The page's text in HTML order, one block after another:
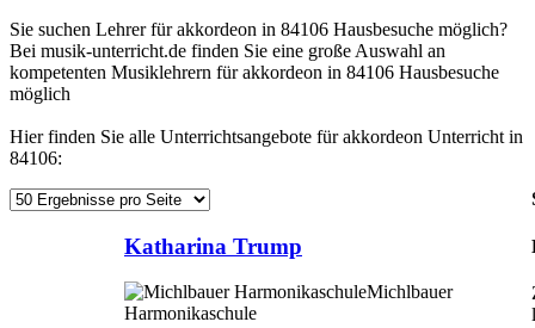
Sie suchen Lehrer für akkordeon in 84106 Hausbesuche möglich?
Bei musik-unterricht.de finden Sie eine große Auswahl an
kompetenten Musiklehrern für akkordeon in 84106 Hausbesuche
möglich
Hier finden Sie alle Unterrichtsangebote für akkordeon Unterricht in
84106:
Katharina Trump
Michlbauer
Harmonikaschule